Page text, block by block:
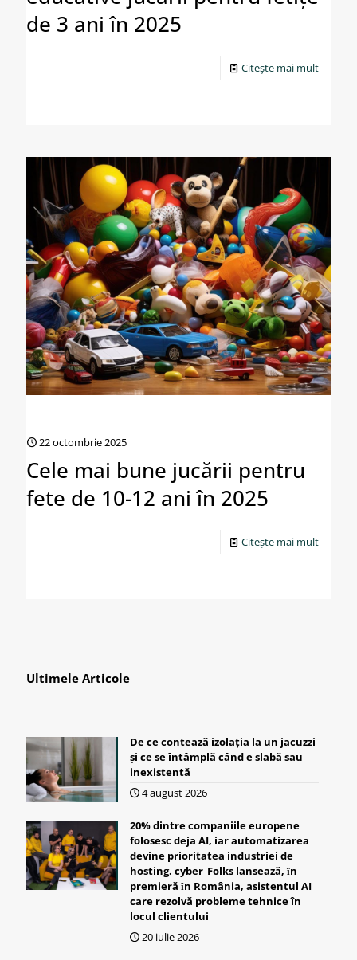
de 3 ani în 2025
Citește mai mult
22 octombrie 2025
Cele mai bune jucării pentru
fete de 10-12 ani în 2025
Citește mai mult
Ultimele Articole
De ce contează izolația la un jacuzzi
și ce se întâmplă când e slabă sau
inexistentă
4 august 2026
20% dintre companiile europene
folosesc deja AI, iar automatizarea
devine prioritatea industriei de
hosting. cyber_Folks lansează, ȋn
premieră ȋn România, asistentul AI
care rezolvă probleme tehnice în
locul clientului
20 iulie 2026